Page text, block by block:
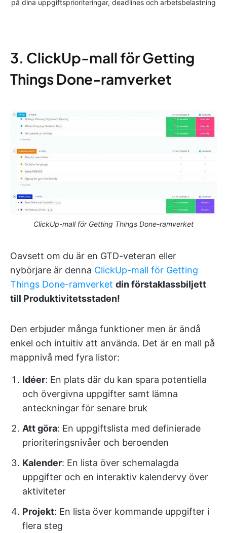
på dina uppgiftsprioriteringar, deadlines och arbetsbelastning
3. ClickUp-mall för Getting
Things Done-ramverket
ClickUp-mall för Getting Things Done-ramverket
Oavsett om du är en GTD-veteran eller
nybörjare är denna ClickUp-mall för Getting
Things Done-ramverket din förstaklassbiljett
till Produktivitetsstaden!
Den erbjuder många funktioner men är ändå
enkel och intuitiv att använda. Det är en mall på
mappnivå med fyra listor:
Idéer: En plats där du kan spara potentiella
och övergivna uppgifter samt lämna
anteckningar för senare bruk
Att göra: En uppgiftslista med definierade
prioriteringsnivåer och beroenden
Kalender: En lista över schemalagda
uppgifter och en interaktiv kalendervy över
aktiviteter
Projekt: En lista över kommande uppgifter i
flera steg